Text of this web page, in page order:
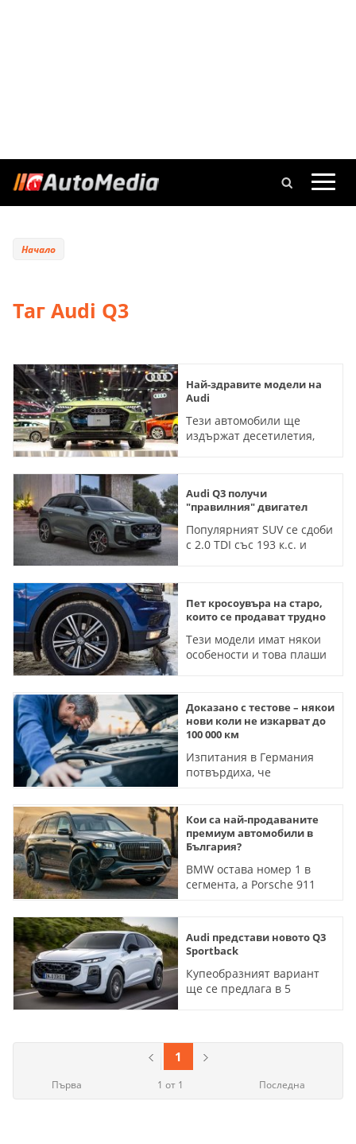
Начало
Таг Audi Q3
Най-здравите модели на
Audi
Тези автомобили ще
издържат десетилетия,
Audi Q3 получи
"правилния" двигател
Популярният SUV се сдоби
с 2.0 TDI със 193 к.с. и
Пет кросоувъра на старо,
които се продават трудно
Тези модели имат някои
особености и това плаши
Доказано с тестове – някои
нови коли не изкарват до
100 000 км
Изпитания в Германия
потвърдиха, че
на марката
Кои са най-продаваните
премиум автомобили в
България?
BMW остава номер 1 в
сегмента, а Porsche 911
Audi представи новото Q3
Sportback
Купеобразният вариант
ще се предлага в 5
1 от 1 Последна
1
Първа